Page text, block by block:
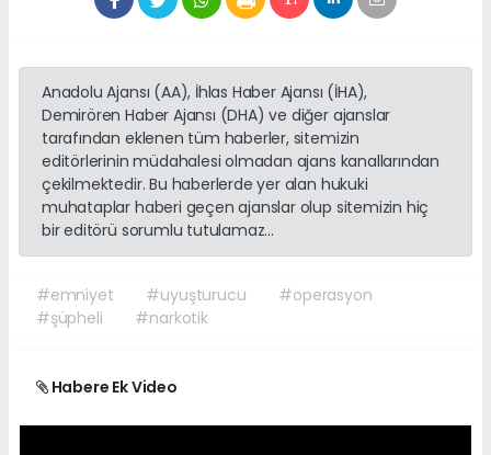
Anadolu Ajansı (AA), İhlas Haber Ajansı (İHA),
Demirören Haber Ajansı (DHA) ve diğer ajanslar
tarafından eklenen tüm haberler, sitemizin
editörlerinin müdahalesi olmadan ajans kanallarından
çekilmektedir. Bu haberlerde yer alan hukuki
muhataplar haberi geçen ajanslar olup sitemizin hiç
bir editörü sorumlu tutulamaz...
#emniyet #uyuşturucu
#operasyon
#şüpheli
#narkotik
Habere Ek Video